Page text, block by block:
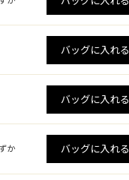
バッグに入れる
バッグに入れる
か バッグに入れる